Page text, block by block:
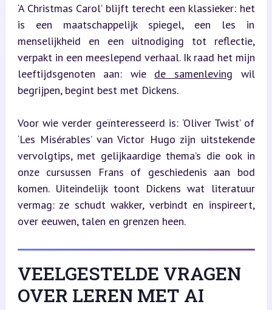
‘A Christmas Carol’ blijft terecht een klassieker: het
is een maatschappelijk spiegel, een les in
menselijkheid en een uitnodiging tot reflectie,
verpakt in een meeslepend verhaal. Ik raad het mijn
leeftijdsgenoten aan: wie de samenleving wil
begrijpen, begint best met Dickens.
Voor wie verder geïnteresseerd is: ‘Oliver Twist’ of
‘Les Misérables’ van Victor Hugo zijn uitstekende
vervolgtips, met gelijkaardige thema’s die ook in
onze cursussen Frans of geschiedenis aan bod
komen. Uiteindelijk toont Dickens wat literatuur
vermag: ze schudt wakker, verbindt en inspireert,
over eeuwen, talen en grenzen heen.
VEELGESTELDE VRAGEN
OVER LEREN MET AI